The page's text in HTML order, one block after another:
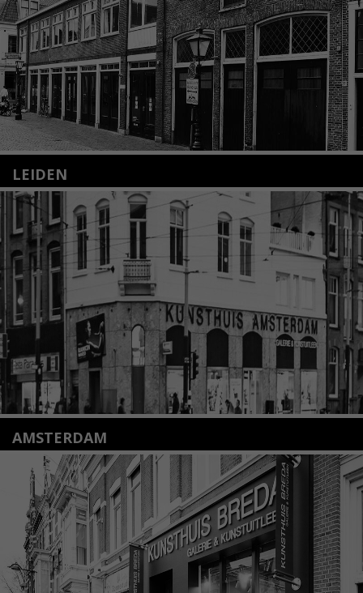
LEIDEN
Nieuwstraat 35
2312 KA Leiden
+31(0)71 – 52 84 480
info@kunsthuisleiden.nl
Lees meer
AMSTERDAM
Amstelveenseweg 135
1075 VX Amsterdam
+31 (0)20 2332546
info@kunsthuisamsterdam.nl
Lees meer